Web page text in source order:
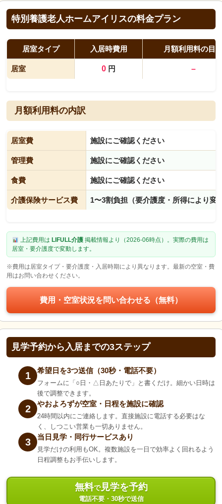
特別養護老人ホームアイリスの料金プラン
居室タイプ 入居時費用 月額利用料の目
居室 0円 –
月額利用料の内訳
居室費 施設にご確認ください
管理費 施設にご確認ください
食費 施設にご確認ください
介護保険サービス費 1〜3割負担（要介護度・所得により変
上記費用は LIFULL介護掲載情報より（2026-06時点）。実際の費用は
居室・要介護度で変動します。
※費用は居室タイプ・要介護度・入居時期により異なります。最新の空室・費
用はお問い合わせください。
費用・空室状況を問い合わせる（無料）
見学予約から入居までの3ステップ
1 希望日を3つ送信（30秒・電話不要）
フォームに「○日・△日あたりで」と書くだけ。細かい日時は
後で調整できます。
2 やおよろずが空室・日程を施設に確認
24時間以内にご連絡します。直接施設に電話する必要はな
く、しつこい営業も一切ありません。
3 当日見学・同行サービスあり
見学だけの利用もOK。複数施設を一日で効率よく回れるよう
日程調整もお手伝いします。
無料で見学を予約
電話不要・30秒で送信